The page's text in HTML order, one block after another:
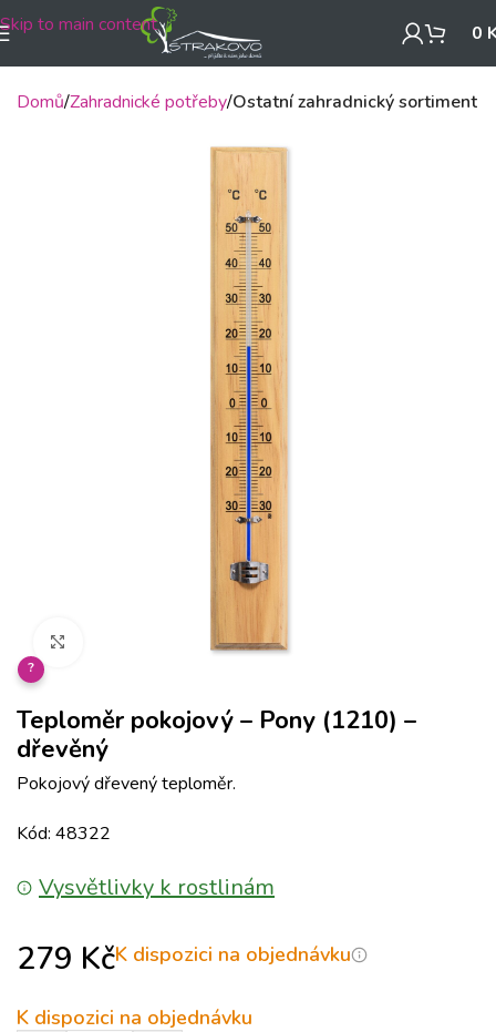
Skip to main content 0
Domů Zahradnické potřeby Ostatní zahradnický sortiment
Klikněte pro zvětšení
?
Teploměr pokojový – Pony (1210) –
dřevěný
Pokojový dřevený teploměr.
Kód: 48322
Vysvětlivky k rostlinám
279 KčK dispozici na objednávku
K dispozici na objednávku